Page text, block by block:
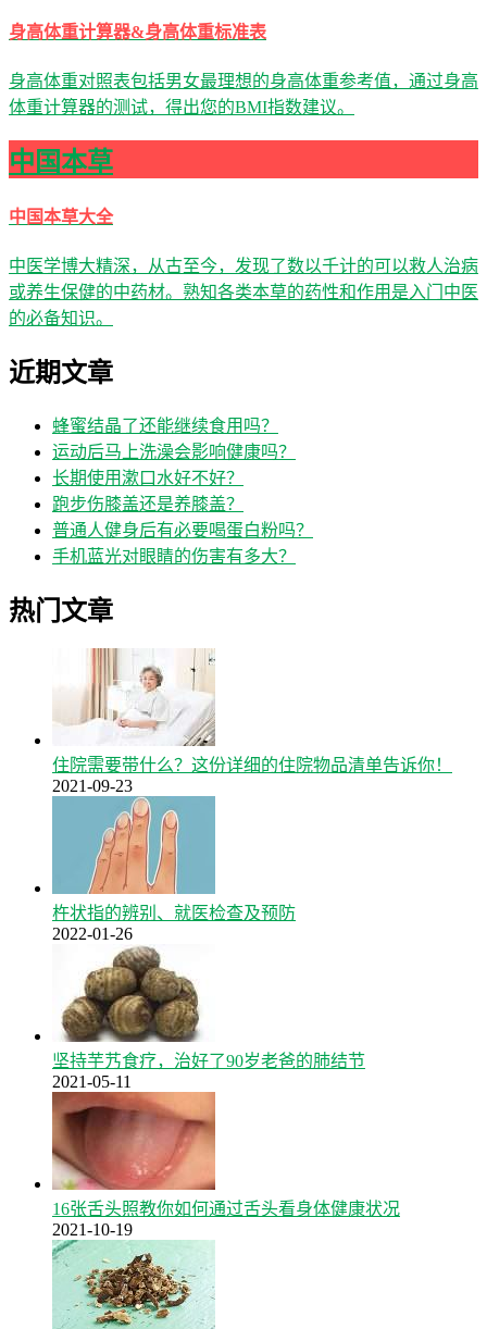
身高体重计算器&身高体重标准表
身高体重对照表包括男女最理想的身高体重参考值，通过身高
体重计算器的测试，得出您的BMI指数建议。
中国本草
中国本草大全
中医学博大精深，从古至今，发现了数以千计的可以救人治病
或养生保健的中药材。熟知各类本草的药性和作用是入门中医
的必备知识。
近期文章
蜂蜜结晶了还能继续食用吗？
运动后马上洗澡会影响健康吗？
长期使用漱口水好不好？
跑步伤膝盖还是养膝盖？
普通人健身后有必要喝蛋白粉吗？
手机蓝光对眼睛的伤害有多大？
热门文章
住院需要带什么？这份详细的住院物品清单告诉你！
2021-09-23
杵状指的辨别、就医检查及预防
2022-01-26
坚持芋艿食疗，治好了90岁老爸的肺结节
2021-05-11
16张舌头照教你如何通过舌头看身体健康状况
2021-10-19